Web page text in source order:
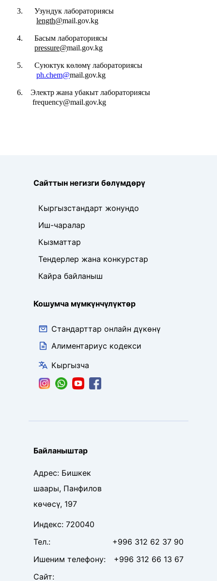
3.
Узундук лабораториясы
length@mail.gov.kg
4.
Басым лабораториясы
pressure@mail.gov.kg
5.
Суюктук көлөмү лабораториясы
ph.chem@mail.gov.kg
6. Электр жана убакыт лабораториясы
frequency@mail.gov.kg
Сайттын негизги бөлүмдөрү
Кошумча мүмкүнчүлүктөр
Кыргызстандарт жонундо
Иш-чаралар
Кызматтар
Тендерлер жана конкурстар
Кайра байланыш
Стандарттар онлайн дүкөнү
Алиментариус кодекси
Кыргызча
Байланыштар
Адрес: Бишкек
шаары, Панфилов
көчөсү, 197
Индекс: 720040
Тел.:
+996 312 62 37 90
Ишеним телефону:
+996 312 66 13 67
Сайт: